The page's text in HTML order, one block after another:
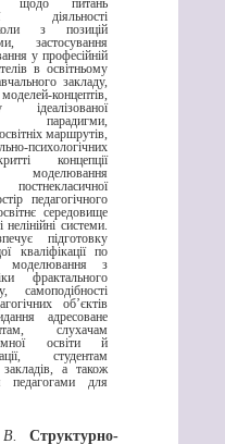
діяльності
з позицій
застосування
у професійній
в освітньому
закладу,
концептів,
парадигми,
маршрутів,
психологічних
концепції
педагогічного
середовище
системи.
підготовку
кваліфікації по
моделювання з
фрактального
самоподібності
об’єктів
адресоване
слухачам
освіти й
студентам
закладів, а також
педагогами для
В.Структурно-